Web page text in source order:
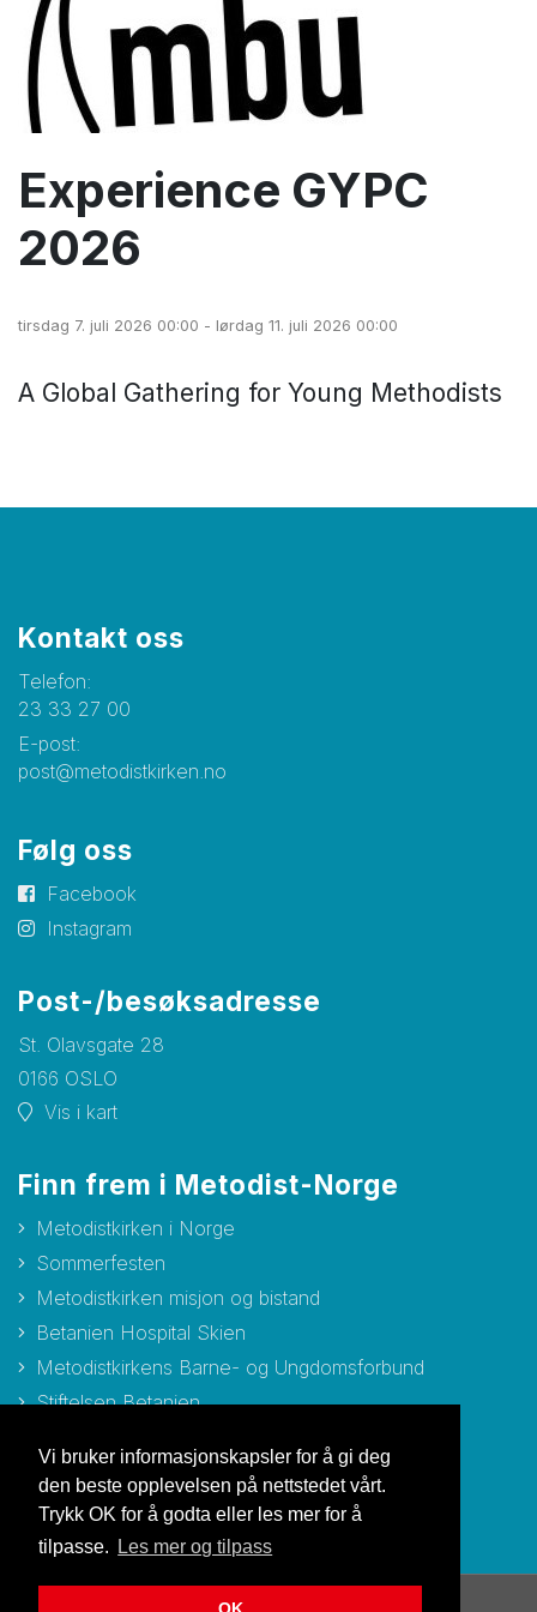
Vi bruker informasjonskapsler for å gi deg
den beste opplevelsen på nettstedet vårt.
Trykk OK for å godta eller les mer for å
tilpasse.
Les mer og tilpass
Experience GYPC
2026
tirsdag 7. juli 2026 00:00 - lørdag 11. juli 2026 00:00
A Global Gathering for Young Methodists
Kontakt oss
Telefon:
23 33 27 00
E-post:
post@metodistkirken.no
Følg oss
Facebook
Instagram
Post-/besøksadresse
St. Olavsgate 28
0166 OSLO
Vis i kart
Finn frem i Metodist-Norge
Metodistkirken i Norge
Sommerfesten
Metodistkirken misjon og bistand
Betanien Hospital Skien
Metodistkirkens Barne- og Ungdomsforbund
Stiftelsen Betanien